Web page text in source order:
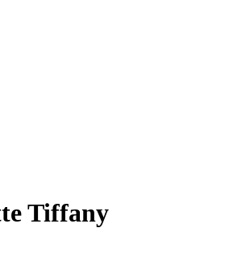
Tiffany